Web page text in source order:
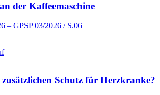
der Kaffeemaschine
– GPSP 03/2026 / S.06
Schutz für Herzkranke?